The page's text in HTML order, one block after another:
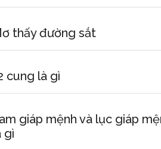
thấy đường sắt
cung là gì
giáp mệnh và lục giáp
gì